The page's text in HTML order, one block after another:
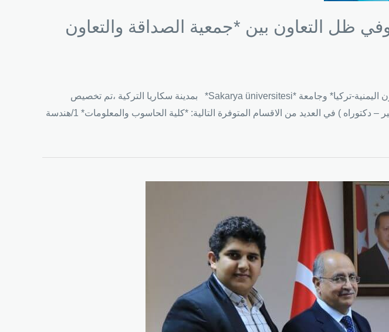
وفي ظل التعاون بين *جمعية الصداقة والتعاون
انطلاقا من رؤيتنا ..التنمية الشاملة والاثر المستدام وفي ظل التعاون بين *جمعية الصداقة والتعاون اليمنية-تركيا* وجامعة *Sakarya üniversitesi* بمدينة سكاريا التركية ،تم تخصيص
*مقاعد دراسية مجانية لجميع الطلاب اليمنيين الراغبين بالدراسة الجامعية ( بكالوريوس – ماجستير – دكتوراه ) في العديد من الاقسام المتوفرة التالية: *كلية الحاسوب والمعلومات* 1/هندسة